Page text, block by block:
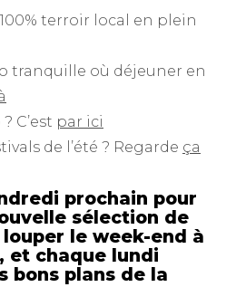
terroir local en plein
tranquille où déjeuner en
C’est par ici
de l’été ? Regarde ça
prochain pour
sélection de
le week-end à
et chaque lundi
bons plans de la